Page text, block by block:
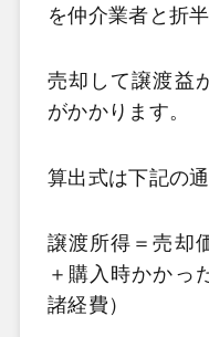
を仲介業者と折
売却して譲渡益
がかかります。
算出式は下記の
譲渡所得＝売却
＋購入時かかっ
諸経費）